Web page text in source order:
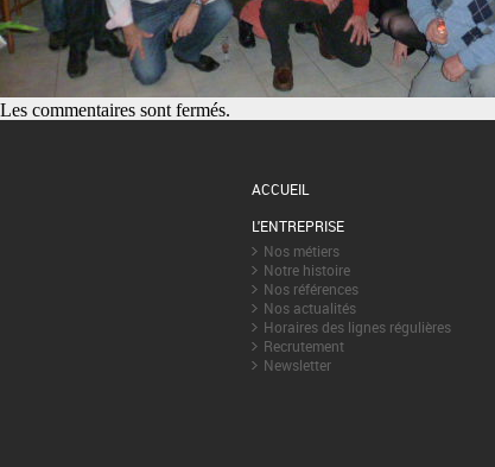
Les commentaires sont fermés.
ACCUEIL
L'ENTREPRISE
Nos métiers
Notre histoire
Nos références
Nos actualités
Horaires des lignes régulières
Recrutement
Newsletter